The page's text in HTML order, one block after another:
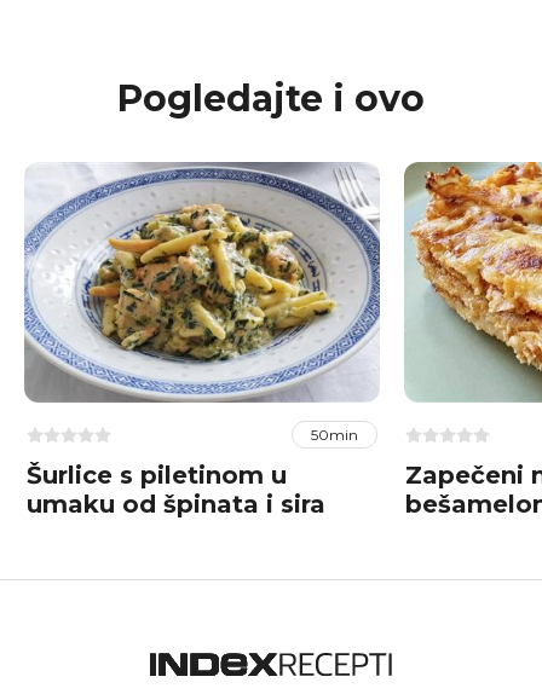
Pogledajte i ovo
50min
Šurlice s piletinom u
umaku od špinata i sira
Zapečeni